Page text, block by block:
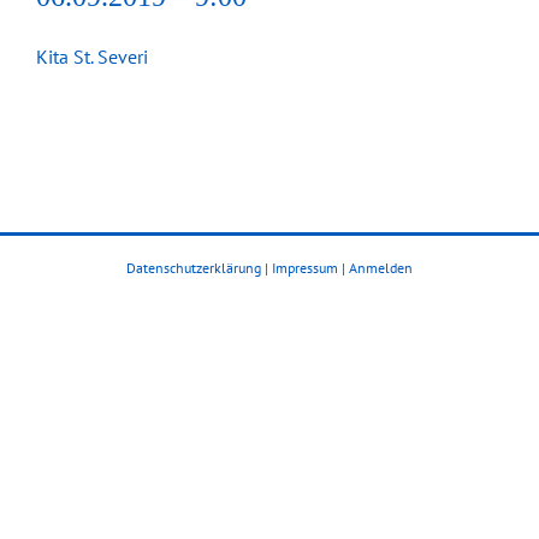
Kita St. Severi
Datenschutzerklärung | Impressum | Anmelden